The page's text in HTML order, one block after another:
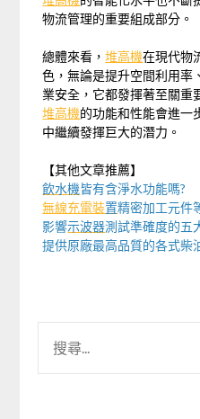
物流管理的重要組成部分。
總體來看，堆高機在現代物
色，無論是提升空間利用率
業安全，它都發揮著至關重
堆高機的功能和性能會進一
中繼續發揮巨大的潛力。
【其他文章推薦】
飲水機皆有含淨水功能嗎?
無線充電裝置精密加工元件
影響示波器測試準確度的五
提供原廠最高品質的各式柴
關